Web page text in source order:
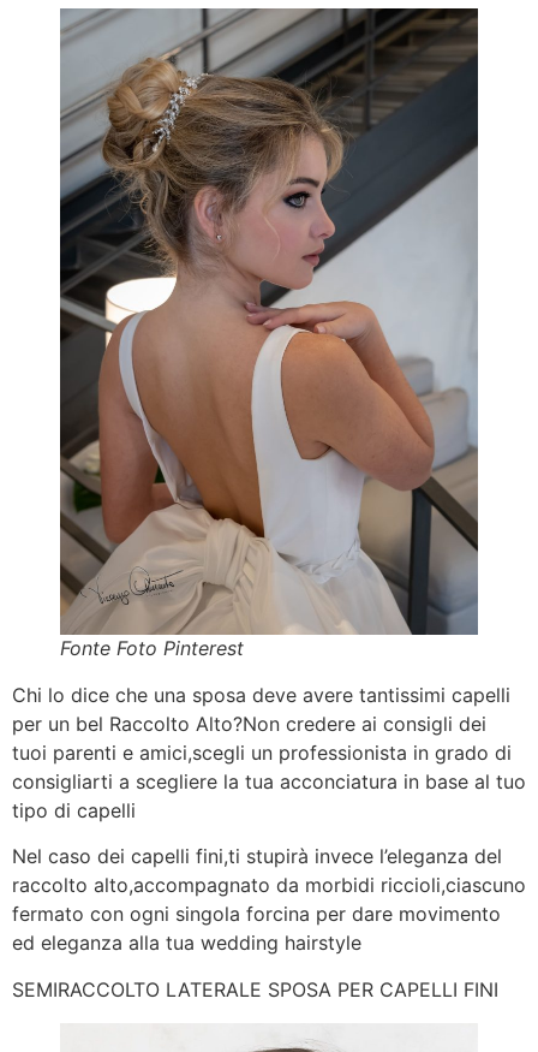
Fonte Foto Pinterest
Chi lo dice che una sposa deve avere tantissimi capelli
per un bel Raccolto Alto?Non credere ai consigli dei
tuoi parenti e amici,scegli un professionista in grado di
consigliarti a scegliere la tua acconciatura in base al tuo
tipo di capelli
Nel caso dei capelli fini,ti stupirà invece l’eleganza del
raccolto alto,accompagnato da morbidi riccioli,ciascuno
fermato con ogni singola forcina per dare movimento
ed eleganza alla tua wedding hairstyle
SEMIRACCOLTO LATERALE SPOSA PER CAPELLI FINI